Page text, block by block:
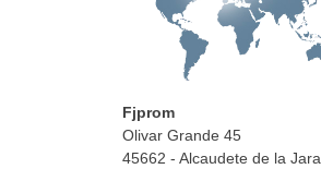
Fjprom
Olivar Grande 45
45662 - Alcaudete de la Jara